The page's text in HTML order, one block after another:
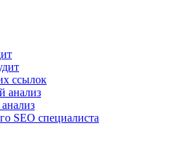
ссылок
анализ
SEO специалиста